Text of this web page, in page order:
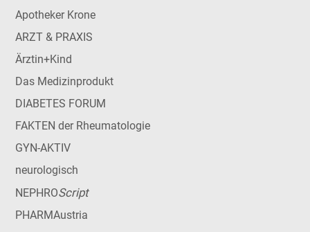
Apotheker Krone
ARZT & PRAXIS
Ärztin+Kind
Das Medizinprodukt
DIABETES FORUM
FAKTEN der Rheumatologie
GYN-AKTIV
neurologisch
NEPHROScript
PHARMAustria